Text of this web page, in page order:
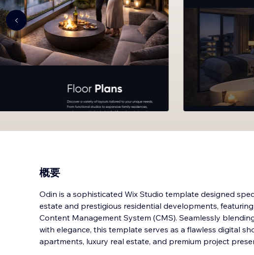
概要
Odin is a sophisticated Wix Studio template designed
estate and prestigious residential developments,
Content Management System (CMS). Seamlessly
with elegance, this template serves as a flawless digital
apartments, luxury real estate, and premium project